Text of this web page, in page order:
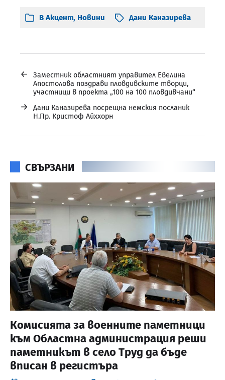
В Акцент, Новини Дани Каназирева
←
Заместник областният управител Евелина
Апостолова поздрави пловдивските творци,
участници в проекта „100 на 100 пловдивчани“
→
Дани Каназирева посрещна немския посланик
Н.Пр. Кристоф Айххорн
СВЪРЗАНИ
Комисията за военните паметници
към Областна администрация реши
паметникът в село Труд да бъде
вписан в регистъра